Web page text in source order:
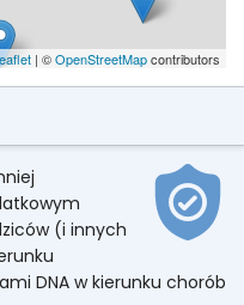
| ©OpenStreetMapcontributors
(i innych
DNA w kierunku chorób